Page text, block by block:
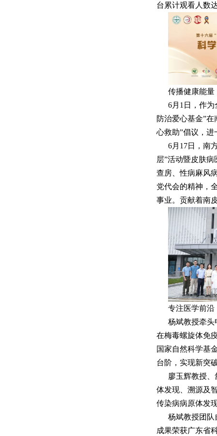
台累计观看人数
传播健康能
6月1日，作
防治爱心基金”
心救助”倡议，
6月17日，南
层”活动暨皮肤
查房、性病麻风
党代会的精神，
事业。贡献着南
专注医学前
杨斌教授牵
在梅毒螺旋体免
国家自然科学基
台阶，实现新突
廖玉辉教授
体发现、溯源及
传染病病原体发
杨斌教授团
成果荣获广东省